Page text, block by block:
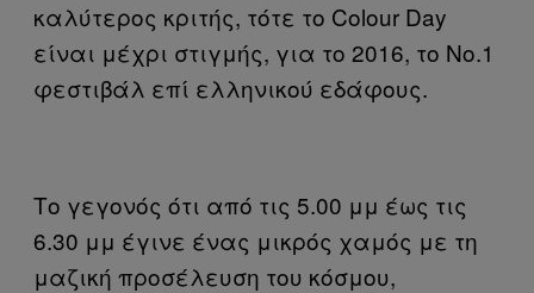
καλύτερος κριτής, τότε το Colour Day
είναι μέχρι στιγμής, για το 2016, το Νο.1
φεστιβάλ επί ελληνικού εδάφους.
Το γεγονός ότι από τις 5.00 μμ έως τις
6.30 μμ έγινε ένας μικρός χαμός με τη
μαζική προσέλευση του κόσμου,